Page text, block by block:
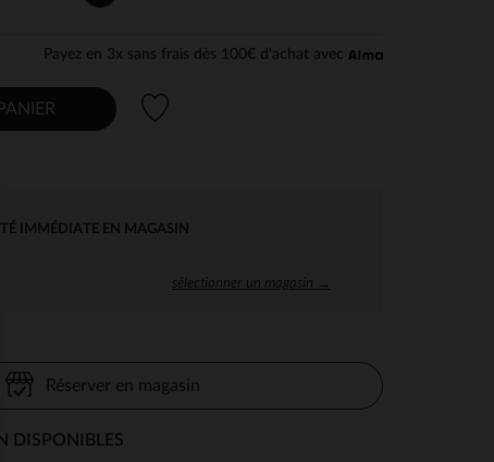
Payez en 3x sans frais dès 100€ d'achat avec
IMMÉDIATE EN MAGASIN
sélectionner un magasin →
Réserver en magasin
DISPONIBLES